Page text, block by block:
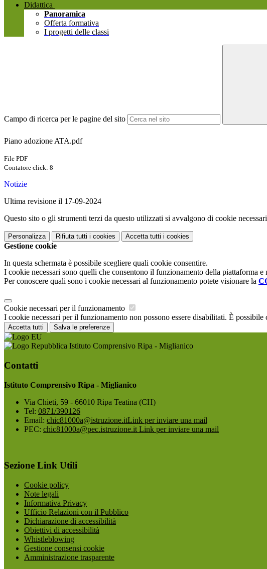
Didattica
Panoramica
Offerta formativa
I progetti delle classi
Campo di ricerca per le pagine del sito
Piano adozione ATA.pdf
File PDF
Contatore click: 8
Notizie
Ultima revisione il 17-09-2024
Questo sito o gli strumenti terzi da questo utilizzati si avvalgono di cookie
Personalizza Rifiuta tutti i cookies Accetta tutti i cookies
Gestione cookie
In questa schermata è possibile scegliere quali cookie consentire.
I cookie necessari sono quelli che consentono il funzionamento della piattaforma
Per conoscere quali sono i cookie necessari al funzionamento potete visionare la
Cookie necessari per il funzionamento
I cookie necessari per il funzionamento non possono essere disabilitati. È
Accetta tutti Salva le preferenze
Istituto Comprensivo Ripa - Miglianico
Contatti
Istituto Comprensivo Ripa - Miglianico
Via Chieti, 59 - 66010 Ripa Teatina (CH)
Tel: 0871/390126
Email: chic81000a@istruzione.itLink per inviare una mail
PEC: chic81000a@pec.istruzione.it Link per inviare una mail
Sezione Link Utili
Cookie policy
Note legali
Informativa Privacy
Ufficio Relazioni con il Pubblico
Dichiarazione di accessibilità
Obiettivi di accessibilità
Whistleblowing
Gestione consensi cookie
Amministrazione trasparente